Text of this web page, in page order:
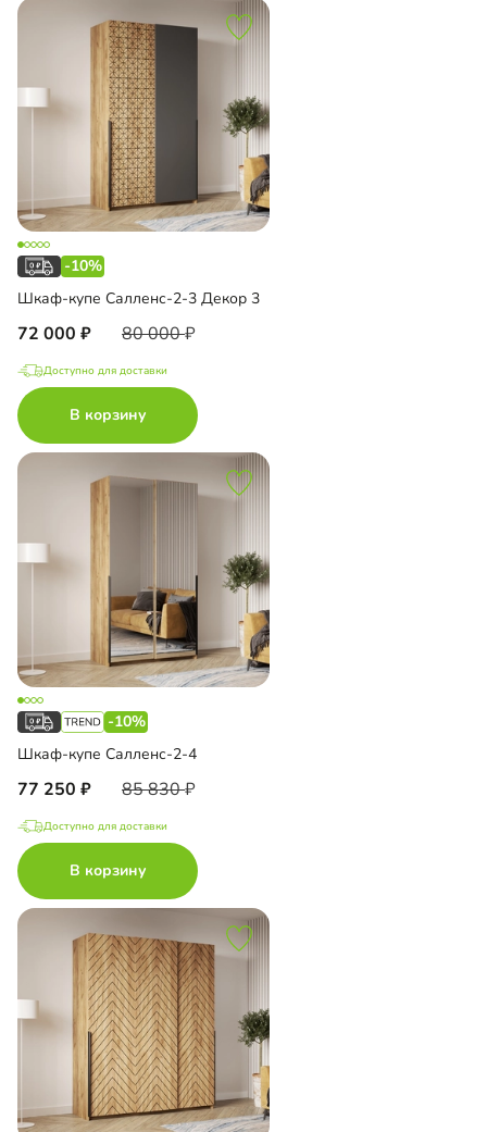
-10%
Шкаф-купе Салленс-2-3 Декор 3
72 000 80 000
Доступно для доставки
В корзину
-10%
Шкаф-купе Салленс-2-4
77 250 85 830
Доступно для доставки
В корзину